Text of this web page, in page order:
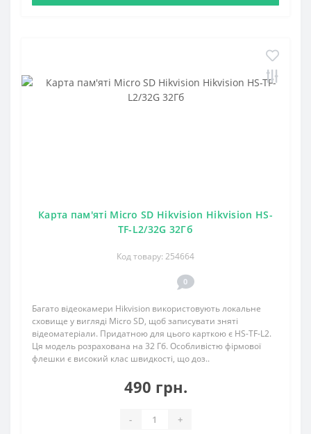
Карта пам'яті Micro SD Hikvision Hikvision HS-
TF-L2/32G 32Гб
Код товару: 254664
0
Багато відеокамери Hikvision використовують локальне
сховище у вигляді Micro SD, щоб записувати зняті
відеоматеріали. Придатною для цього карткою є HS-TF-L2.
Ця модель розрахована на 32 Гб. Особливістю фірмової
флешки є високий клас швидкості, що доз..
490 грн.
- +